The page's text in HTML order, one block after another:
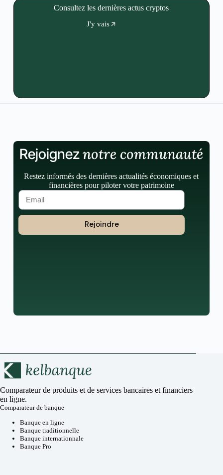
Consultez les dernières actus cryptos
J'y vais
Rejoigneznotre communauté
Restez informés des dernières actualités économiques et
financières pour piloter votre patrimoine
Rejoindre
Comparateur de produits et de services bancaires et financiers
en ligne.
Comparateur de banque
Banque en ligne
Banque traditionnelle
Banque internationnale
Banque Pro